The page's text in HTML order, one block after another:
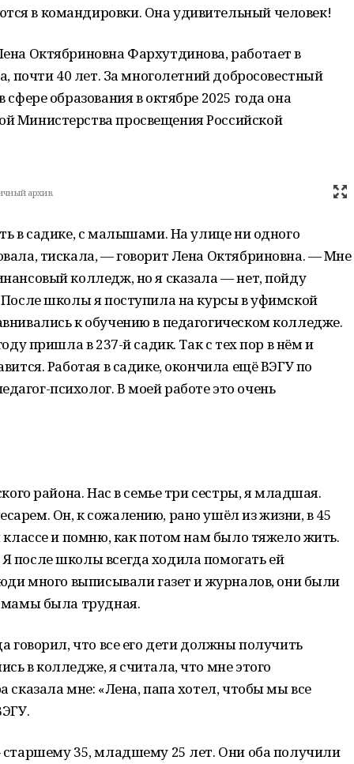
в командировки. Она удивительный человек!
Октябриновна Фархутдинова, работает в
почти 40 лет. За многолетний добросовестный
образования в октябре 2025 года она
Министерства просвещения Российской
архив.
в садике, с малышами. На улице ни одного
тискала, — говорит Лена Октябриновна. — Мне
колледж, но я сказала — нет, пойду
После школы я поступила на курсы в уфимской
к обучению в педагогическом колледже.
пришла в 237-й садик. Так с тех пор в нём и
Работая в садике, окончила ещё ВЭГУ по
психолог. В моей работе это очень
района. Нас в семье три сестры, я младшая.
Он, к сожалению, рано ушёл из жизни, в 45
классе и помню, как потом нам было тяжело жить.
после школы всегда ходила помогать ей
много выписывали газет и журналов, они были
мамы была трудная.
говорил, что все его дети должны получить
в колледже, я считала, что мне этого
сказала мне: «Лена, папа хотел, чтобы мы все
старшему 35, младшему 25 лет. Они оба получили